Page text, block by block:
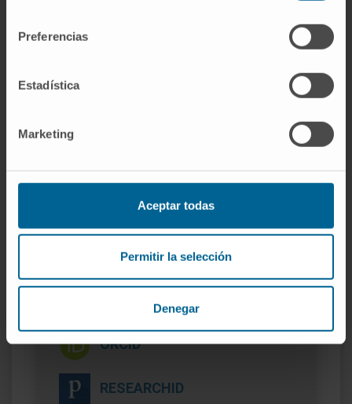
Preferencias
Estadística
Marketing
Aceptar todas
Permitir la selección
Denegar
Nacional de Salud.
Departamento de Salud. Gobierno de
(Grupo de Evaluación de Novedades,
Española de Farmacia Hospitalaria.
Más información
SCOPUS
ORCID
RESEARCHID